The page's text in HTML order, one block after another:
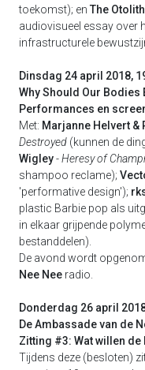
toekomst); en The
audiovisueel essay over
infrastructurele
Dinsdag 24 april 2018,
Why Should Our Bodies
Performances en
Met: Marjanne Helvert &
Destroyed (kunnen de
Wigley-Heresy of
shampoo reclame);
'performative design');
plastic Barbie pop als
in elkaar grijpende
bestanddelen).
De avond wordt
Nee Nee radio.
Donderdag 26 april
De Ambassade van de
Zitting #3: Wat willen
Tijdens deze (besloten)